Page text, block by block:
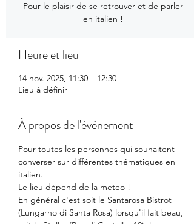
Pour le plaisir de se retrouver et de parler
en italien !
Heure et lieu
14 nov. 2025, 11:30 – 12:30
Lieu à définir
À propos de l'événement
Pour toutes les personnes qui souhaitent
converser sur différentes thématiques en
italien.
Le lieu dépend de la meteo !
En général c'est soit le Santarosa Bistrot
(Lungarno di Santa Rosa) lorsqu'il fait beau,